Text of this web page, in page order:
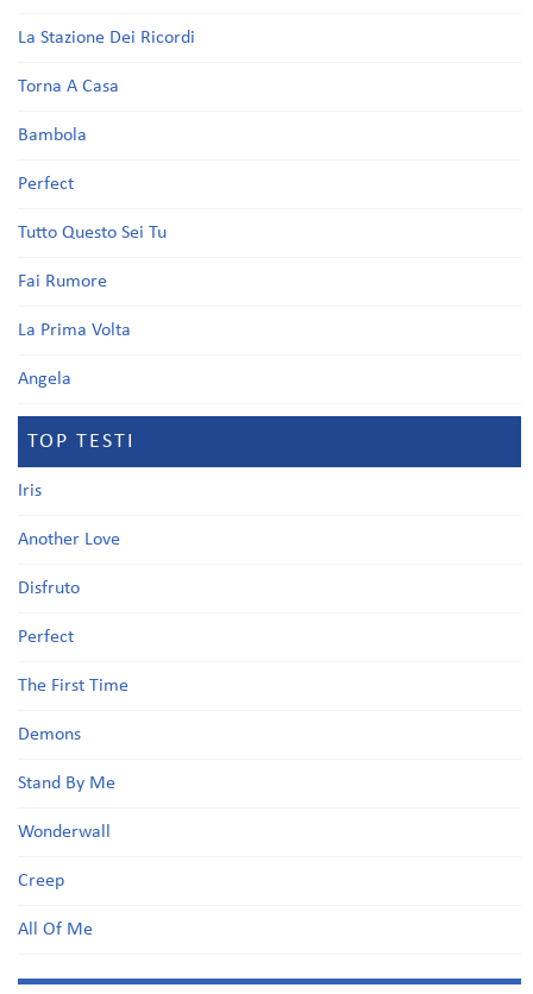
La Stazione Dei Ricordi
Torna A Casa
Bambola
Perfect
Tutto Questo Sei Tu
Fai Rumore
La Prima Volta
Angela
TOP TESTI
Iris
Another Love
Disfruto
Perfect
The First Time
Demons
Stand By Me
Wonderwall
Creep
All Of Me